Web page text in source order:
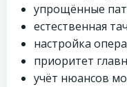
упрощённые
естественная
настройка
приоритет
учёт нюансов